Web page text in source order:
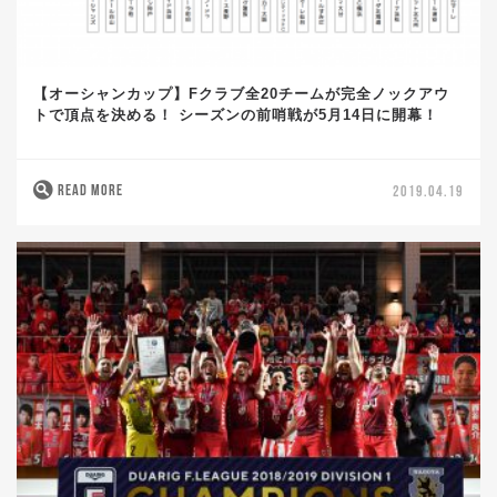
【オーシャンカップ】Fクラブ全20チームが完全ノックアウ
トで頂点を決める！ シーズンの前哨戦が5月14日に開幕！
READ MORE 2019.04.19